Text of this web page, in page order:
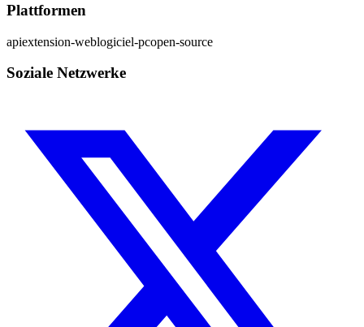
Plattformen
apiextension-weblogiciel-pcopen-source
Soziale Netzwerke